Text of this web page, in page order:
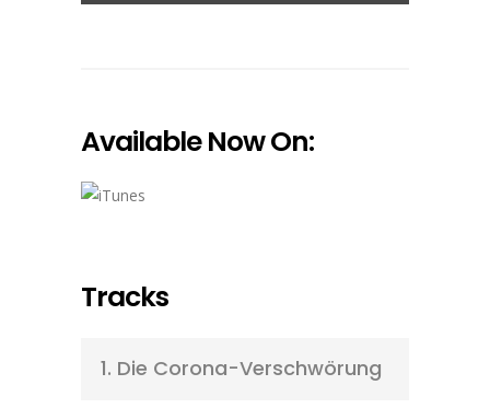
Available Now On:
Tracks
1. Die Corona-Verschwörung